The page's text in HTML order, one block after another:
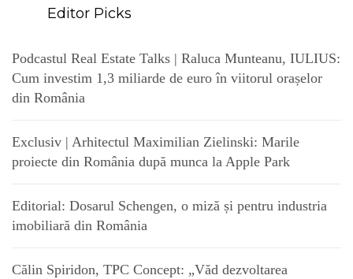
Editor Picks
Podcastul Real Estate Talks | Raluca Munteanu, IULIUS:
Cum investim 1,3 miliarde de euro în viitorul orașelor
din România
Exclusiv | Arhitectul Maximilian Zielinski: Marile
proiecte din România după munca la Apple Park
Editorial: Dosarul Schengen, o miză și pentru industria
imobiliară din România
Călin Spiridon, TPC Concept: „Văd dezvoltarea